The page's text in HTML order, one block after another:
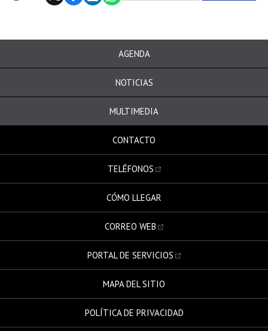
AGENDA
NOTICIAS
MULTIMEDIA
CONTACTO
TELÉFONOS
CÓMO LLEGAR
CORREO WEB
PORTAL DE SERVICIOS
MAPA DEL SITIO
POLÍTICA DE PRIVACIDAD